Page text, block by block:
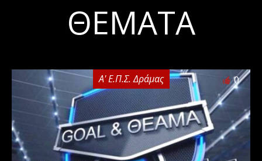
ΘΈΜΑΤΑ
Α' Ε.Π.Σ. Δράμας 0